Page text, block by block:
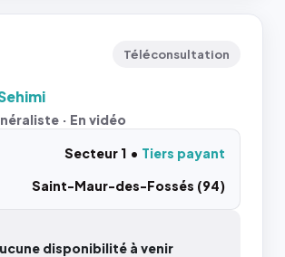
Téléconsultation
· En vidéo
Secteur 1
Tiers payant
Saint-Maur-des-Fossés (94)
disponibilité à venir